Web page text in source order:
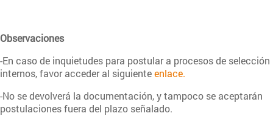
Observaciones
-En caso de inquietudes para postular a procesos de selección
internos, favor acceder al siguienteenlace.
-No se devolverá la documentación, y tampoco se aceptarán
postulaciones fuera del plazo señalado.